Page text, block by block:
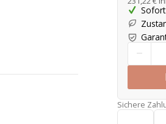
-
Sichere